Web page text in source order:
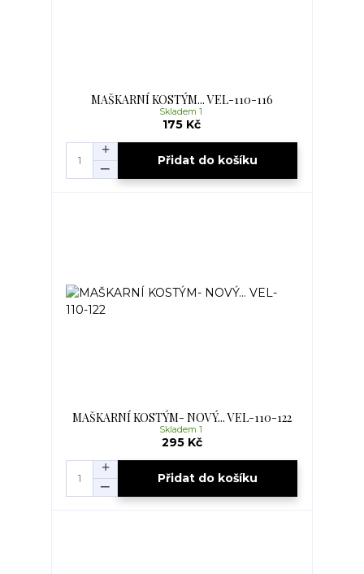
MAŠKARNÍ KOSTÝM... VEL-110-116
175 Kč
Skladem 1
Přidat do košíku
MAŠKARNÍ KOSTÝM- NOVÝ... VEL-110-122
295 Kč
Skladem 1
Přidat do košíku